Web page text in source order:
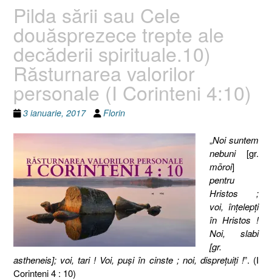
Pilda sării sau Cele
douăsprezece trepte ale
decăderii spirituale.10)
Răsturnarea valorilor
personale (I Corinteni 4:10)
3 ianuarie, 2017 Florin
„Noi suntem
nebuni[gr.
mōroi]
pentru
Hristos ;
voi, înţelepţi
în Hristos !
Noi, slabi
[gr.
astheneis]; voi, tari ! Voi, puşi în cinste ; noi, dispreţuiţi !”. (I
Corinteni 4 : 10)